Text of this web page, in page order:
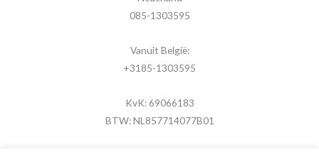
085-1303595
Vanuit België:
+3185-1303595
KvK: 69066183
BTW: NL857714077B01